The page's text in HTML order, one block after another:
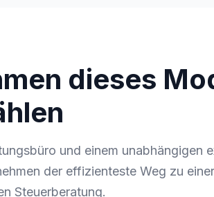
dieses
und einem unabhängigen
der effizienteste Weg zu einer
Steuerberatung.